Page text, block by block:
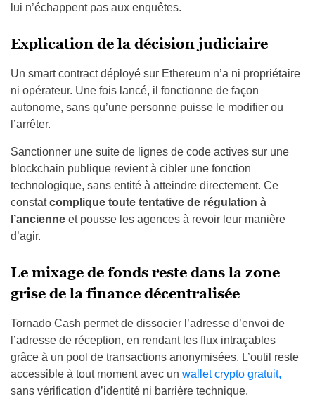
lui n’échappent pas aux enquêtes.
Explication de la décision judiciaire
Un smart contract déployé sur Ethereum n’a ni propriétaire
ni opérateur. Une fois lancé, il fonctionne de façon
autonome, sans qu’une personne puisse le modifier ou
l’arrêter.
Sanctionner une suite de lignes de code actives sur une
blockchain publique revient à cibler une fonction
technologique, sans entité à atteindre directement. Ce
constatcomplique toute tentative de régulation à
l’ancienne et pousse les agences à revoir leur manière
d’agir.
Le mixage de fonds reste dans la zone
grise de la finance décentralisée
Tornado Cash permet de dissocier l’adresse d’envoi de
l’adresse de réception, en rendant les flux intraçables
grâce à un pool de transactions anonymisées. L’outil reste
accessible à tout moment avec un wallet crypto gratuit,
sans vérification d’identité ni barrière technique.